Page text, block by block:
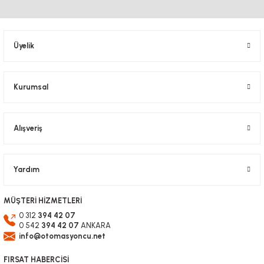
leadshine STEP MOTOR DRİVER SÜRÜCÜ
6.596,40 TL
TÜKENDİ
Üyelik
Kurumsal
Alışveriş
Yardım
MÜŞTERİ HİZMETLERİ
0 312 394 42 07
0 542 394 42 07 ANKARA
info@otomasyoncu.net
FIRSAT HABERCİSİ